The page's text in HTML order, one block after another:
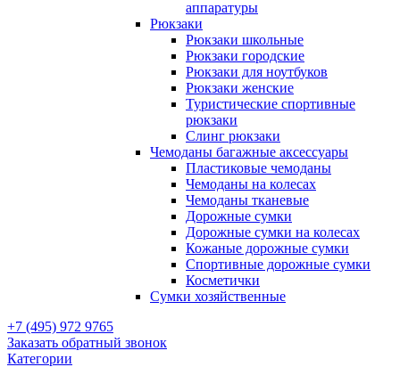
аппаратуры
Рюкзаки
Рюкзаки школьные
Рюкзаки городские
Рюкзаки для ноутбуков
Рюкзаки женские
Туристические спортивные
рюкзаки
Слинг рюкзаки
Чемоданы багажные аксессуары
Пластиковые чемоданы
Чемоданы на колесах
Чемоданы тканевые
Дорожные сумки
Дорожные сумки на колесах
Кожаные дорожные сумки
Спортивные дорожные сумки
Косметички
Сумки хозяйственные
+7 (495) 972 9765
Заказать обратный звонок
Категории